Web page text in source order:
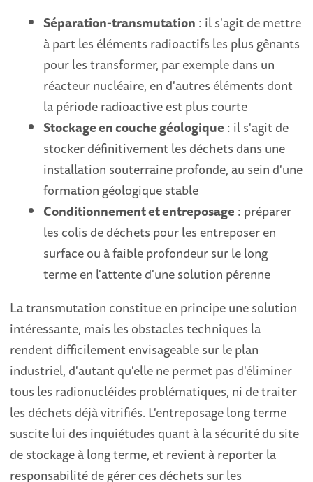
Séparation-transmutation : il s'agit de mettre
à part les éléments radioactifs les plus gênants
pour les transformer, par exemple dans un
réacteur nucléaire, en d'autres éléments dont
la période radioactive est plus courte
Stockage en couche géologique : il s'agit de
stocker définitivement les déchets dans une
installation souterraine profonde, au sein d'une
formation géologique stable
Conditionnement et entreposage : préparer
les colis de déchets pour les entreposer en
surface ou à faible profondeur sur le long
terme en l'attente d'une solution pérenne
La transmutation constitue en principe une solution
intéressante, mais les obstacles techniques la
rendent difficilement envisageable sur le plan
industriel, d'autant qu'elle ne permet pas d'éliminer
tous les radionucléides problématiques, ni de traiter
les déchets déjà vitrifiés. L'entreposage long terme
suscite lui des inquiétudes quant à la sécurité du site
de stockage à long terme, et revient à reporter la
responsabilité de gérer ces déchets sur les